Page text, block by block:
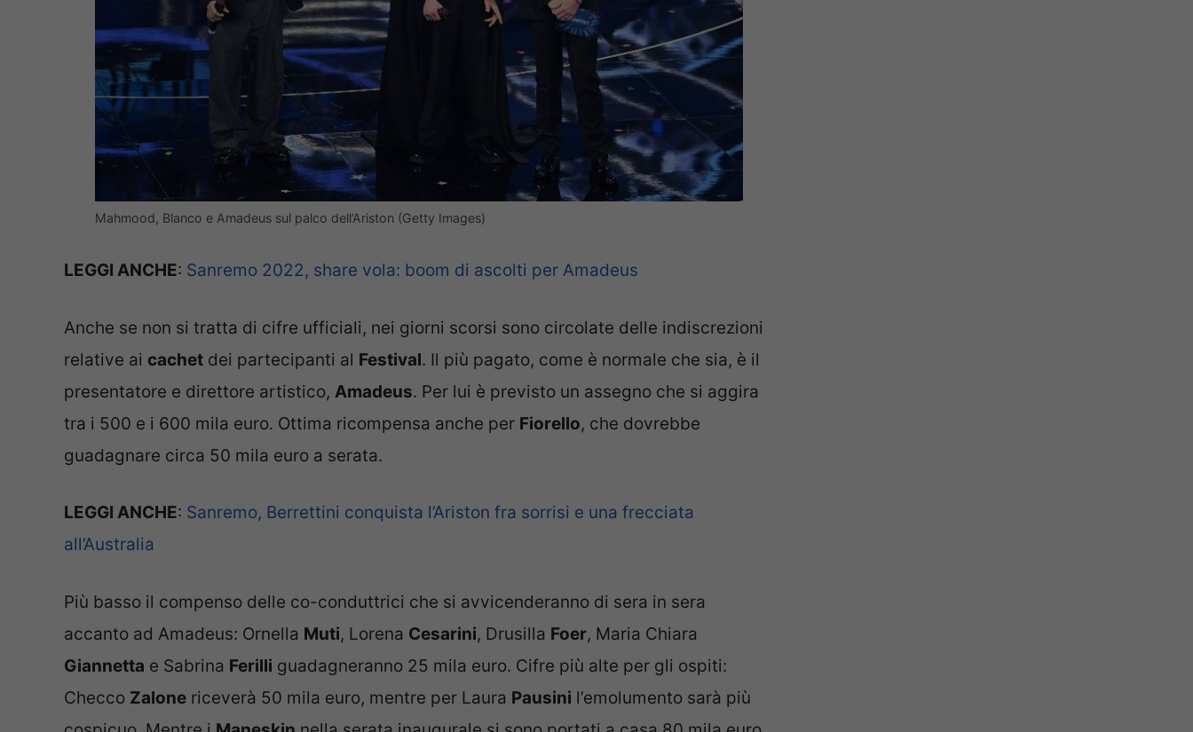
Mahmood, Blanco e Amadeus sul palco dell’Ariston (Getty Images)
LEGGI ANCHE: Sanremo 2022, share vola: boom di ascolti per Amadeus
Anche se non si tratta di cifre ufficiali, nei giorni scorsi sono circolate delle indiscrezioni
relative ai cachet dei partecipanti al Festival. Il più pagato, come è normale che sia, è il
presentatore e direttore artistico, Amadeus. Per lui è previsto un assegno che si aggira
tra i 500 e i 600 mila euro. Ottima ricompensa anche per Fiorello, che dovrebbe
guadagnare circa 50 mila euro a serata.
LEGGI ANCHE: Sanremo, Berrettini conquista l’Ariston fra sorrisi e una frecciata
all’Australia
Più basso il compenso delle co-conduttrici che si avvicenderanno di sera in sera
accanto ad Amadeus: Ornella Muti, Lorena Cesarini, Drusilla Foer, Maria Chiara
Giannetta e Sabrina Ferilli guadagneranno 25 mila euro. Cifre più alte per gli ospiti:
Checco Zalone riceverà 50 mila euro, mentre per Laura Pausini l’emolumento sarà più